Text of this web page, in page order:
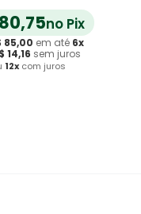
80,75no Pix
85,00 em até 6x
14,16 sem juros
12x com juros